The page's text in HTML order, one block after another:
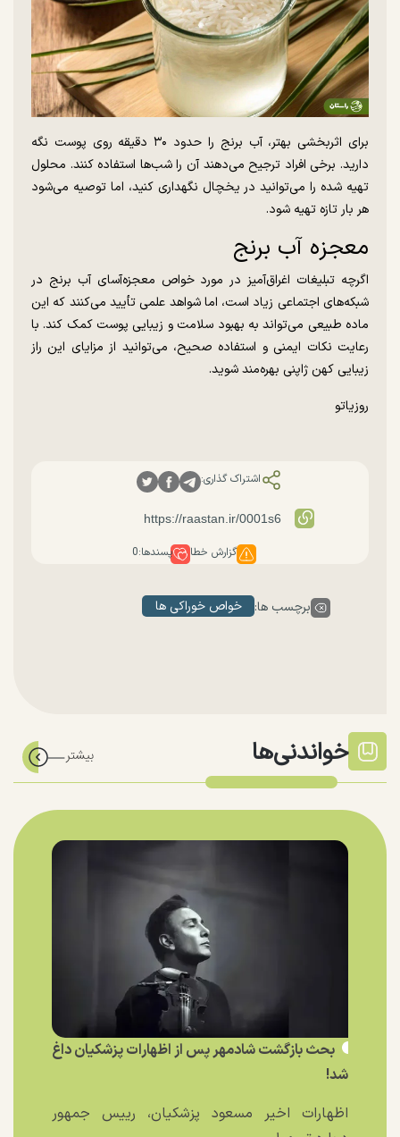
برای اثربخشی بهتر، آب برنج را حدود ۳۰ دقیقه روی پوست نگه
دارید. برخی افراد ترجیح می‌دهند آن را شب‌ها استفاده کنند. محلول
تهیه شده را می‌توانید در یخچال نگهداری کنید، اما توصیه می‌شود
هر بار تازه تهیه شود.
معجزه آب برنج
اگرچه تبلیغات اغراق‌آمیز در مورد خواص معجزه‌آسای آب برنج در
شبکه‌های اجتماعی زیاد است، اما شواهد علمی تأیید می‌کنند که این
ماده طبیعی می‌تواند به بهبود سلامت و زیبایی پوست کمک کند. با
رعایت نکات ایمنی و استفاده صحیح، می‌توانید از مزایای این راز
زیبایی کهن ژاپنی بهره‌مند شوید.
روزیاتو
اشتراک گذاری:
گزارش خطا پسندها:0
برچسب ها: خواص خوراکی ها
خواندنی‌ها
بحث بازگشت شادمهر پس از اظهارات پزشکیان داغ
شد!
اظهارات اخیر مسعود پزشکیان، رییس جمهور